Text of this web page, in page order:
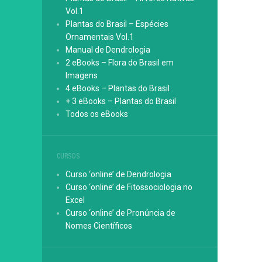
Vol.1
Plantas do Brasil – Espécies
Ornamentais Vol.1
Manual de Dendrologia
2 eBooks – Flora do Brasil em
Imagens
4 eBooks – Plantas do Brasil
+ 3 eBooks – Plantas do Brasil
Todos os eBooks
CURSOS
Curso ‘online’ de Dendrologia
Curso ‘online’ de Fitossociologia no
Excel
Curso ‘online’ de Pronúncia de
Nomes Científicos